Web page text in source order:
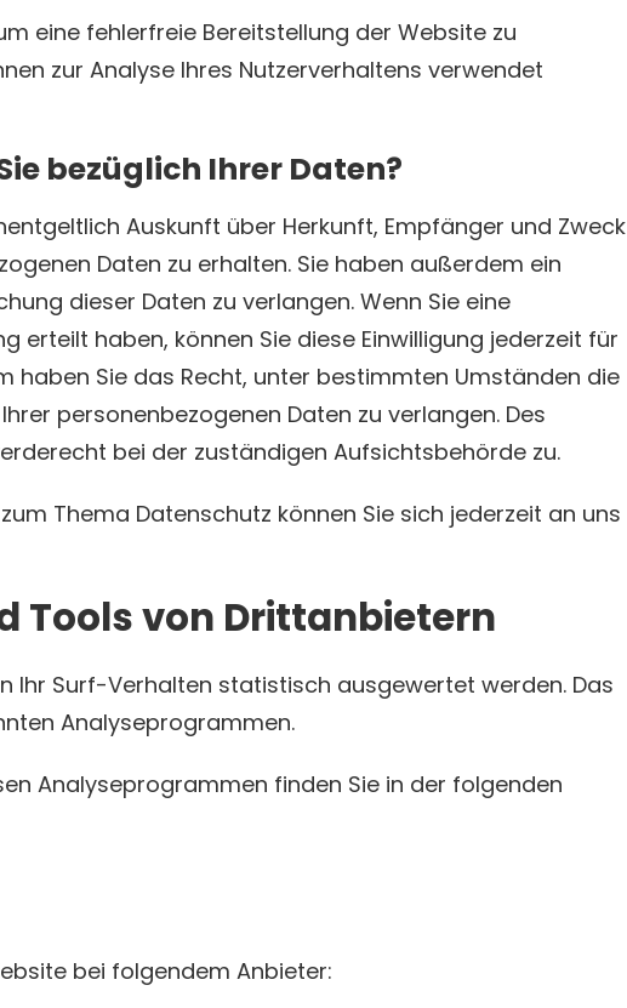
eine fehlerfreie Bereitstellung der Website zu
zur Analyse Ihres Nutzerverhaltens verwendet
bezüglich Ihrer Daten?
Auskunft über Herkunft, Empfänger und Zweck
Daten zu erhalten. Sie haben außerdem ein
dieser Daten zu verlangen. Wenn Sie eine
erteilt haben, können Sie diese Einwilligung jederzeit für
haben Sie das Recht, unter bestimmten Umständen die
personenbezogenen Daten zu verlangen. Des
bei der zuständigen Aufsichtsbehörde zu.
Thema Datenschutz können Sie sich jederzeit an uns
Tools von Dritt­anbietern
Ihr Surf-Verhalten statistisch ausgewertet werden. Das
Analyseprogrammen.
Analyseprogrammen finden Sie in der folgenden
bei folgendem Anbieter: